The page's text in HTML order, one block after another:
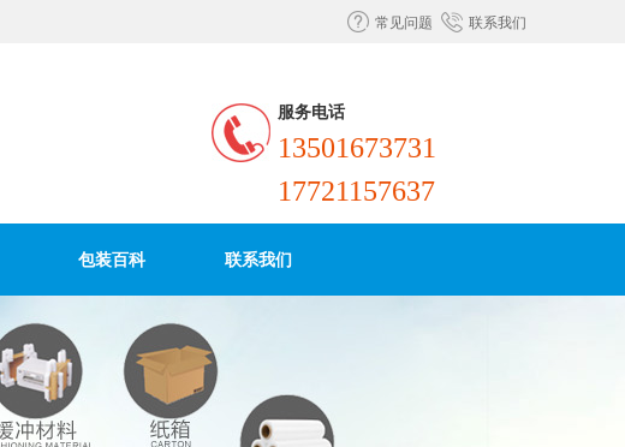
常见问题 联系我们
服务电话
13501673731
17721157637
包装百科 联系我们